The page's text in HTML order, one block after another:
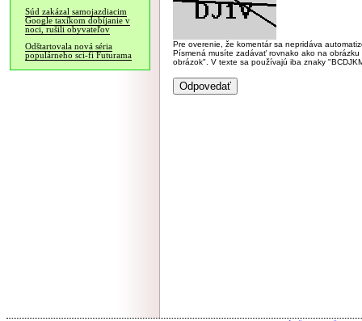
Súd zakázal samojazdiacim
Google taxíkom dobíjanie v
noci, rušili obyvateľov
Odštartovala nová séria
populárneho sci-fi Futurama
Pre overenie, že komentár sa nepridáva
Písmená musíte zadávať rovnako ako na
obrázok". V texte sa používajú iba znaky